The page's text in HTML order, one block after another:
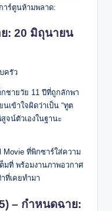
าร์ตูนห้ามพลาด:
: 20 มิถุนายน
ครัว
ด็กชายวัย 11 ปีที่ถูกลักพา
นเข้าใจผิดว่าเป็น “ทูต
จน์ตัวเองในฐานะ
Movie ที่พิกซาร์ใส่ความ
มที่ พร้อมงานภาพอวกาศ
ที่เคยทำมา
– กำหนดฉาย: